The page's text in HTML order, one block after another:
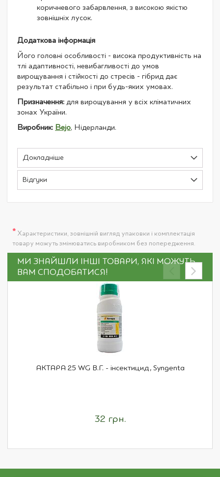
коричневого забарвлення, з високою якістю
зовнішніх лусок.
Додаткова інформація
Його головні особливості - висока продуктивність на
тлі адаптивності, невибагливості до умов
вирощування і стійкості до стресів - гібрид дає
результат стабільно і при будь-яких умовах.
Призначення: для вирощування у всіх кліматичних
зонах України.
Виробник: Bejo, Нідерланди.
Докладніше
Відгуки
* Характеристики, зовнішній вигляд упаковки і комплектація
товару можуть змінюватись виробником без попередження.
МИ ЗНАЙШЛИ ІНШІ ТОВАРИ, ЯКІ МОЖУТЬ
ВАМ СПОДОБАТИСЯ!
АКТАРА 25 WG В.Г. - інсектицид, Syngenta
32 грн.